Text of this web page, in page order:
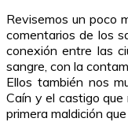
Revisemos un poco
comentarios de los
conexión entre las
sangre, con la
Ellos también nos
Caín y el castigo
primera maldición